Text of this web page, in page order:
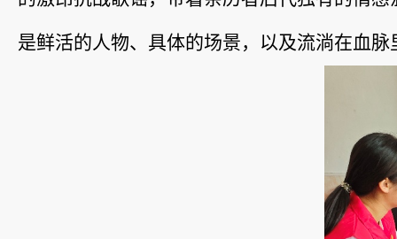
是鲜活的人物、具体的场景，以及流淌在血脉